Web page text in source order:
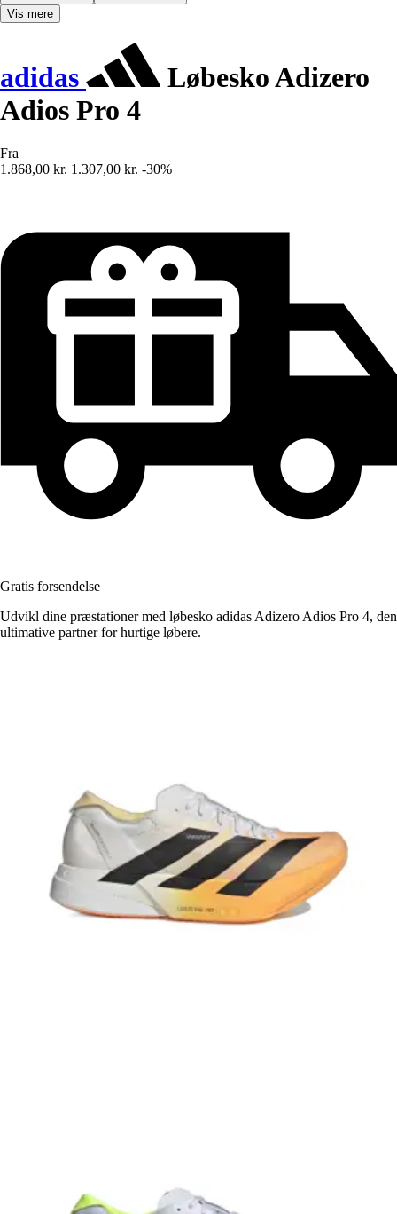
Vis mere
adidas
Løbesko Adizero
Adios Pro 4
Fra
1.868,00 kr. 1.307,00 kr. -30%
Gratis forsendelse
Udvikl dine præstationer med løbesko adidas Adizero Adios Pro 4, den
ultimative partner for hurtige løbere.